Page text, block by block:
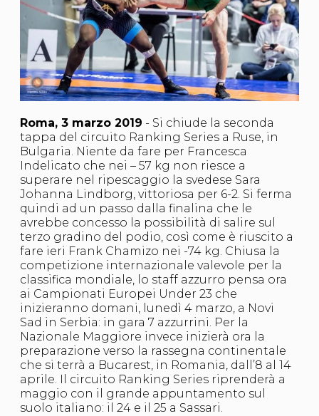
La disciplina
News
Gare e Risultati
Attività Didattica
Albi Federali
Arti marziali
Aikido
Ju Jitsu
Sumo
Capoeira
Grappling
BJJ
Pancrazio/Pankration
S'istrumpa
News
Calendario Attività
Difesa Personale MGA
La disciplina
News
Merchandising
Mappa del sito
Cerca
Contatti
News
Cookies Accept
Newsletter
Catalogo formativo
Webinar
Corsi Monotematici
Roma, 3 marzo 2019 - Si chiude la seconda
tappa del circuito Ranking Series a Ruse, in
Bulgaria. Niente da fare per Francesca
Indelicato che nei – 57 kg non riesce a
superare nel ripescaggio la svedese Sara
Johanna Lindborg, vittoriosa per 6-2. Si ferma
quindi ad un passo dalla finalina che le
avrebbe concesso la possibilità di salire sul
terzo gradino del podio, così come è riuscito a
fare ieri Frank Chamizo nei -74 kg. Chiusa la
competizione internazionale valevole per la
classifica mondiale, lo staff azzurro pensa ora
ai Campionati Europei Under 23 che
inizieranno domani, lunedì 4 marzo, a Novi
Sad in Serbia: in gara 7 azzurrini. Per la
Nazionale Maggiore invece inizierà ora la
preparazione verso la rassegna continentale
che si terrà a Bucarest, in Romania, dall’8 al 14
aprile. Il circuito Ranking Series riprenderà a
maggio con il grande appuntamento sul
suolo italiano: il 24 e il 25 a Sassari.